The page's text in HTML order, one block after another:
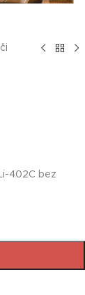
402C bez